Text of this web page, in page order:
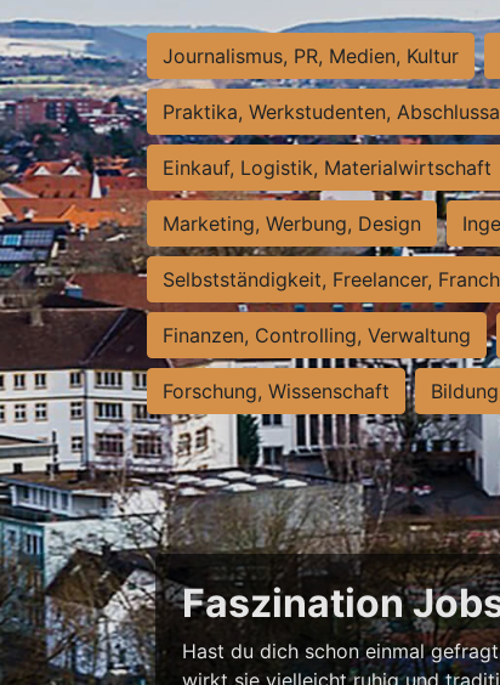
Journalismus, PR, Medien, Kultur
Praktika, Werkstudenten,
Einkauf, Logistik, Materialwirtschaft
Marketing, Werbung, Design
Selbstständigkeit, Freelancer,
Finanzen, Controlling, Verwaltung
Forschung, Wissenschaft
Faszination
Hast du dich schon einmal